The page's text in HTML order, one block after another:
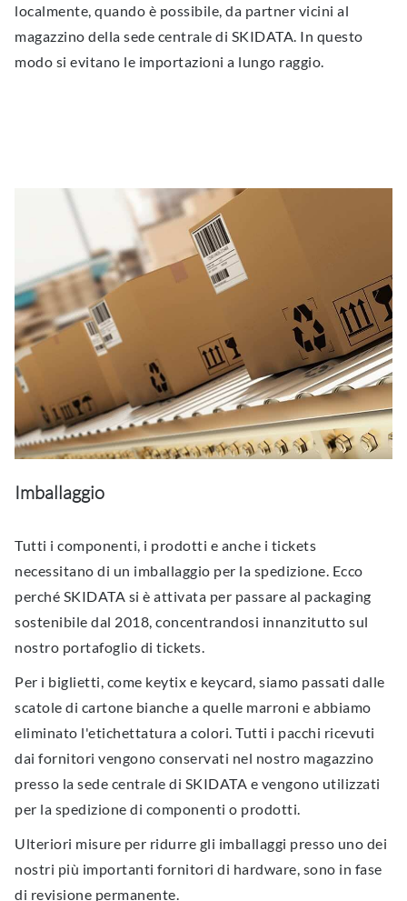
localmente, quando è possibile, da partner vicini al
magazzino della sede centrale di SKIDATA. In questo
modo si evitano le importazioni a lungo raggio.
Imballaggio
Tutti i componenti, i prodotti e anche i tickets
necessitano di un imballaggio per la spedizione. Ecco
perché SKIDATA si è attivata per passare al packaging
sostenibile dal 2018, concentrandosi innanzitutto sul
nostro portafoglio di tickets.
Per i biglietti, come keytix e keycard, siamo passati dalle
scatole di cartone bianche a quelle marroni e abbiamo
eliminato l'etichettatura a colori. Tutti i pacchi ricevuti
dai fornitori vengono conservati nel nostro magazzino
presso la sede centrale di SKIDATA e vengono utilizzati
per la spedizione di componenti o prodotti.
Ulteriori misure per ridurre gli imballaggi presso uno dei
nostri più importanti fornitori di hardware, sono in fase
di revisione permanente.